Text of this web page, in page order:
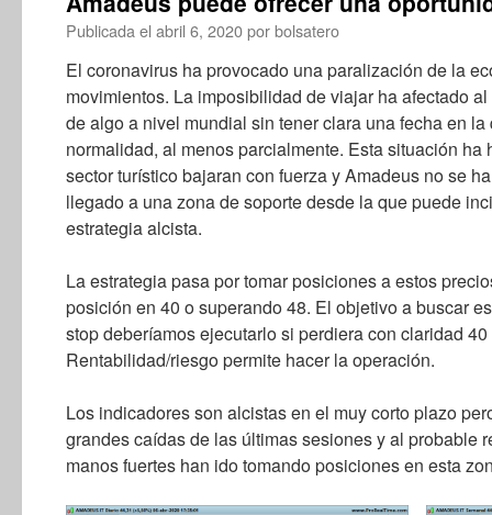
Publicada el abril 6, 2020porbolsatero
El coronavirus ha provocado una paralización de la
movimientos. La imposibilidad de viajar ha afectado
de algo a nivel mundial sin tener clara una fecha en
normalidad, al menos parcialmente. Esta situación
sector turístico bajaran con fuerza y Amadeus no se
llegado a una zona de soporte desde la que puede
estrategia alcista.
La estrategia pasa por tomar posiciones a estos
posición en 40 o superando 48. El objetivo a buscar
stop deberíamos ejecutarlo si perdiera con claridad
Rentabilidad/riesgo permite hacer la operación.
Los indicadores son alcistas en el muy corto plazo
grandes caídas de las últimas sesiones y al probable
manos fuertes han ido tomando posiciones en esta